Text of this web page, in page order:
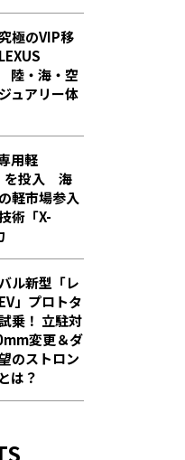
極のVIP移
・海・空
ュアリー体
用軽
を投入 海
軽市場参入
術「X-
ル新型「レ
」プロトタ
乗！ 立駐対
変更＆ダ
のストロン
は？